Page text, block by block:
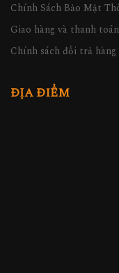
Chính Sách Bảo Mật
Giao hàng và thanh toán
Chính sách đổi trả hàng
ĐỊA ĐIỂM